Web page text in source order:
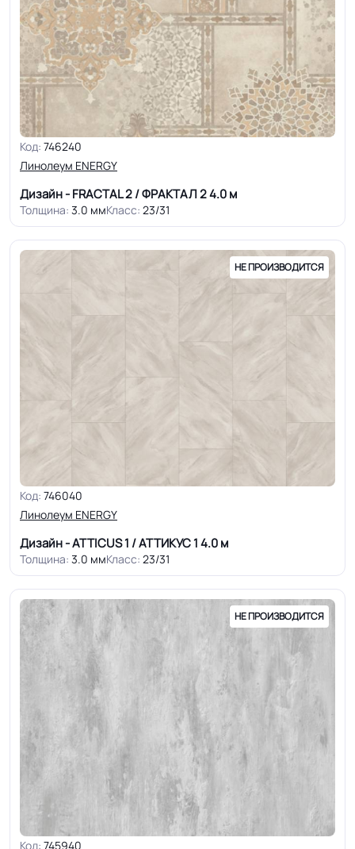
Код: 746240
Линолеум ENERGY
Дизайн - FRACTAL 2 / ФРАКТАЛ 24.0 м
Толщина: 3.0 ммКласс: 23/31
НЕ ПРОИЗВОДИТСЯ
Код: 746040
Линолеум ENERGY
Дизайн - ATTICUS 1 / АТТИКУС 14.0 м
Толщина: 3.0 ммКласс: 23/31
НЕ ПРОИЗВОДИТСЯ
Код: 745940